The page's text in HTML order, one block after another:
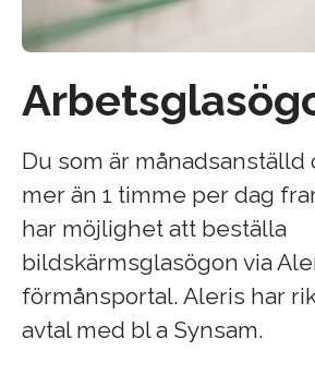
Du som är månadsanställd
mer än 1 timme per dag
har möjlighet att beställa
bildskärmsglasögon via
förmånsportal. Aleris har
avtal med bl a Synsam.